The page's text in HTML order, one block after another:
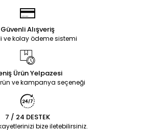
Güvenli Alışveriş
ve kolay ödeme sistemi
Ürün Yelpazesi
ve kampanya seçeneği
7 / 24 DESTEK
bize iletebilirsiniz.